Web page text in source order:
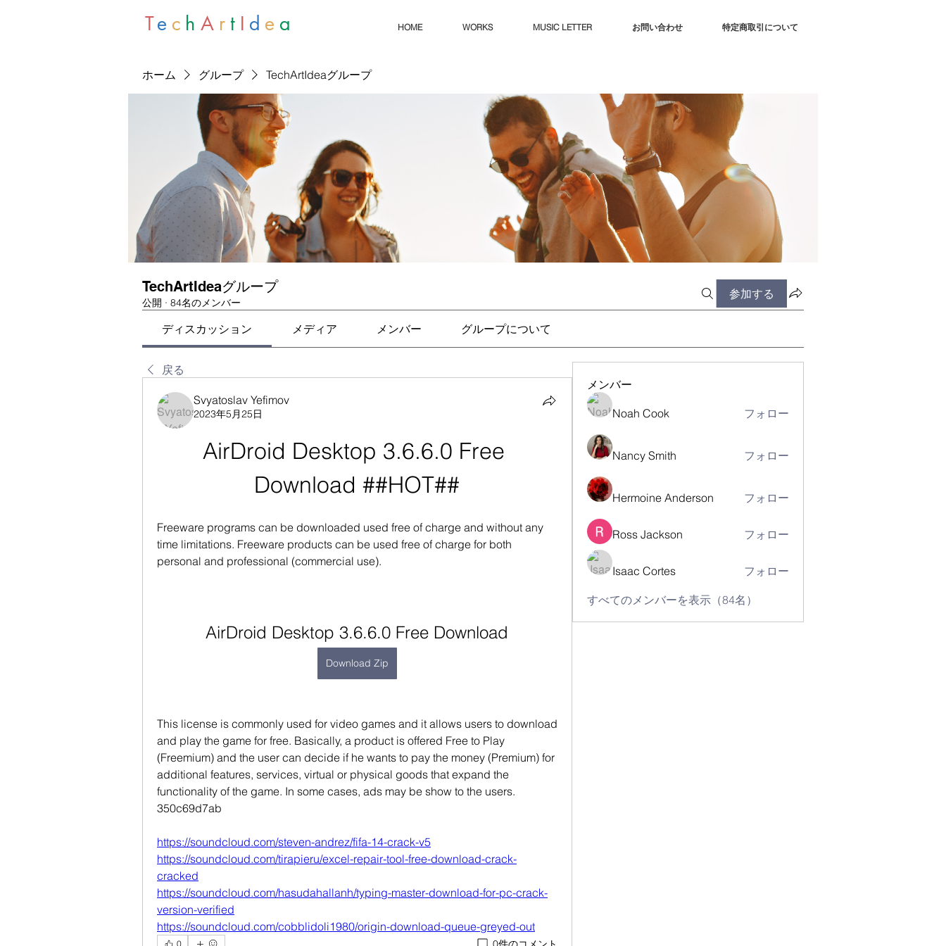
Te c hA r t I d e a HOME WORKS MUSIC LETTER お問い合わせ 特定商取引について
ホーム グループ TechArtIdeaグループ
TechArtIdeaグループ
公開 · 84名のメンバー
参加する
ディスカッション メディア メンバー グループについて
戻る
Svyatoslav Yefimov
2023年5月25日
AirDroid Desktop 3.6.6.0 Free
Download ##HOT##
Freeware programs can be downloaded used free of charge and without any
time limitations. Freeware products can be used free of charge for both
personal and professional (commercial use).
AirDroid Desktop 3.6.6.0 Free Download
Download Zip
This license is commonly used for video games and it allows users to download
and play the game for free. Basically, a product is offered Free to Play
(Freemium) and the user can decide if he wants to pay the money (Premium) for
additional features, services, virtual or physical goods that expand the
functionality of the game. In some cases, ads may be show to the users.
350c69d7ab
https://soundcloud.com/steven-andrez/fifa-14-crack-v5
https://soundcloud.com/tirapieru/excel-repair-tool-free-download-crack-
cracked
https://soundcloud.com/hasudahallanh/typing-master-download-for-pc-crack-
version-verified
https://soundcloud.com/cobblidoli1980/origin-download-queue-greyed-out
0
メンバー
Noah Cook フォロー
Nancy Smith フォロー
Hermoine Anderson フォロー
Ross Jackson フォロー
Isaac Cortes フォロー
すべてのメンバーを表示（84名）